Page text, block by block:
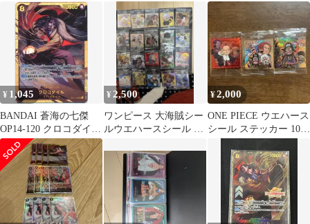
ラレル、SR.uc
4枚セット ルフィ
ストラ付き】
¥ 1,045
BANDAI 蒼海の七傑
OP14-120 クロコダイル
SEC
¥2,500
ワンピース 大海賊シー
ルウエハースシール 21
¥2,000
ONE PIECE ウエハース
シール ステッカー 10枚